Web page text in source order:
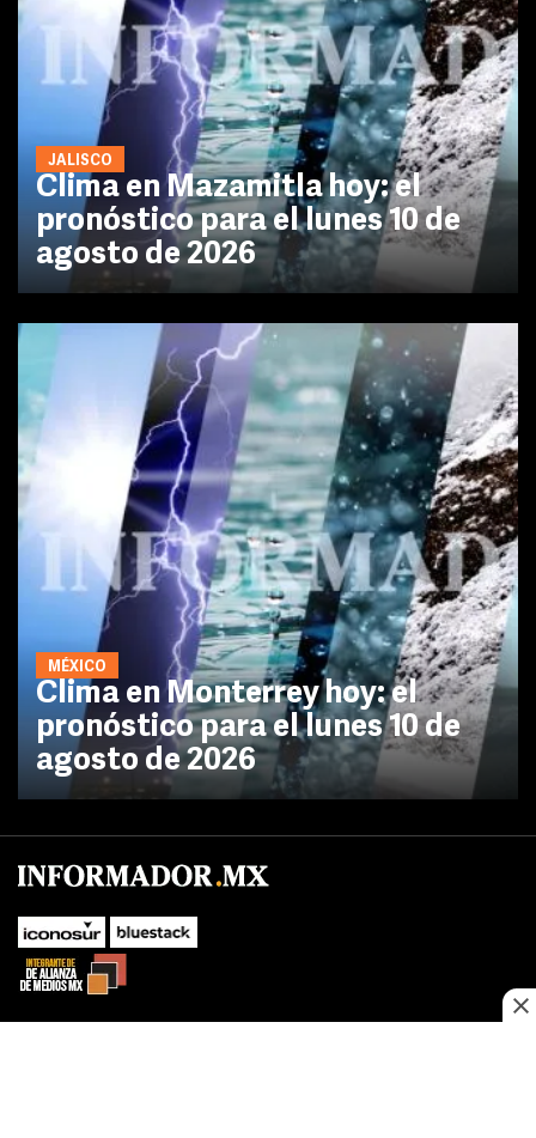
JALISCO
Clima en Mazamitla hoy: el
pronóstico para el lunes 10 de
agosto de 2026
MÉXICO
Clima en Monterrey hoy: el
pronóstico para el lunes 10 de
agosto de 2026